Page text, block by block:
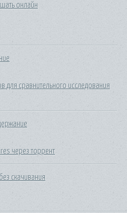
онлайн
для сравнительного исследования
через торрент
скачивания